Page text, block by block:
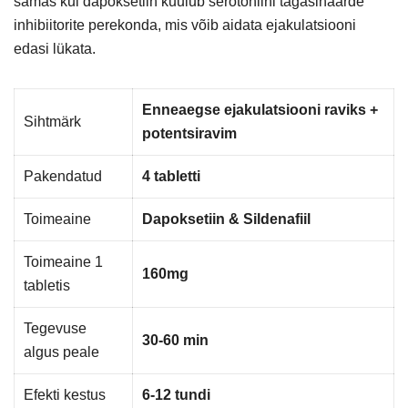
inhibiitorite perekonda, mis võib aidata ejakulatsiooni
edasi lükata.
Sihtmärk
Enneaegse ejakulatsiooni raviks +
potentsiravim
Pakendatud 4 tabletti
Toimeaine Dapoksetiin & Sildenafiil
Toimeaine 1
tabletis
160mg
Tegevuse
algus peale
30-60 min
Efekti kestus 6-12 tundi